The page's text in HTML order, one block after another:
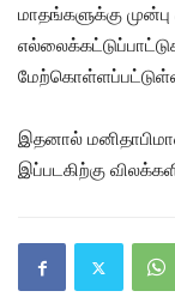
மாதங்களுக்கு முன்பு
இதனால்
இப்படகிற்கு